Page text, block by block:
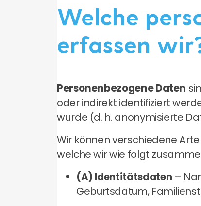
Welche
erfassen
Personenbezogene Daten
oder indirekt identifiziert
wurde (d. h. anonymisierte
Wir können verschiedene
welche wir wie folgt
(A) Identitätsdaten –
Geburtsdatum,